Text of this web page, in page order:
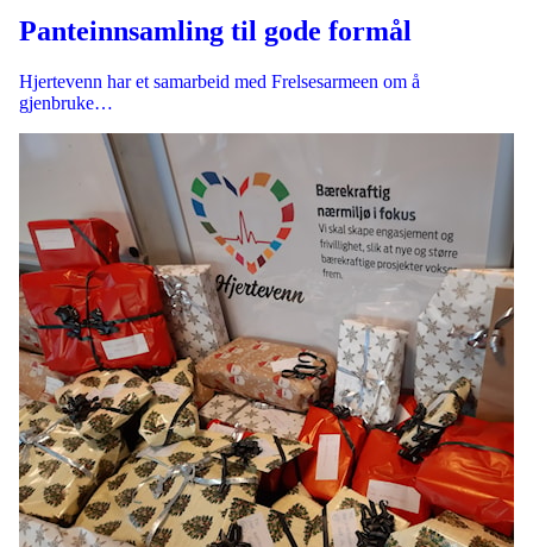
Panteinnsamling til gode formål
Hjertevenn har et samarbeid med Frelsesarmeen om å
gjenbruke…